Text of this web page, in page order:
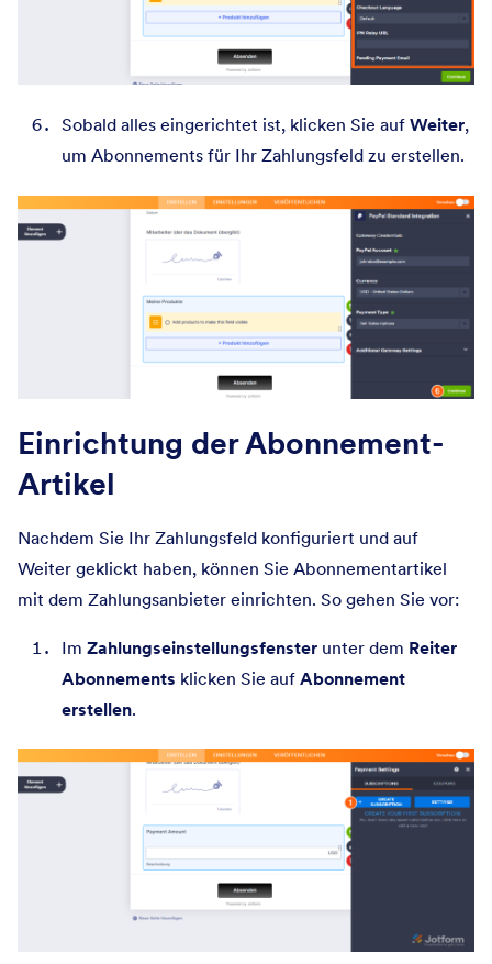
Sobald alles eingerichtet ist, klicken Sie auf Weiter,
um Abonnements für Ihr Zahlungsfeld zu erstellen.
Einrichtung der Abonnement-
Artikel
Nachdem Sie Ihr Zahlungsfeld konfiguriert und auf
Weiter geklickt haben, können Sie Abonnementartikel
mit dem Zahlungsanbieter einrichten. So gehen Sie vor:
Im Zahlungseinstellungsfenster unter dem Reiter
Abonnements klicken Sie auf Abonnement
erstellen.